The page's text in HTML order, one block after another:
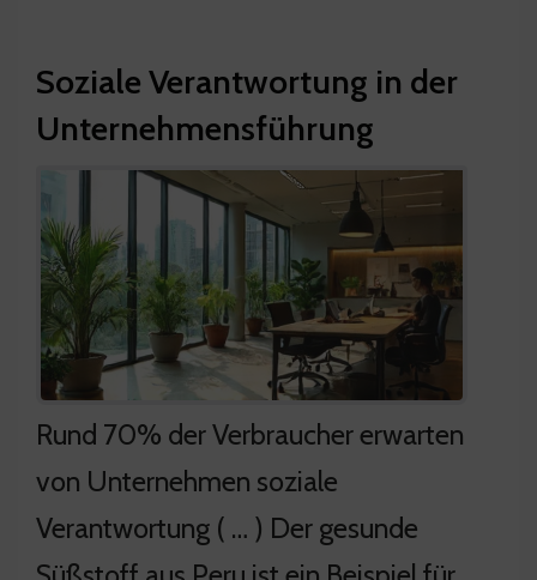
Soziale Verantwortung in der
Unternehmensführung
Rund 70% der Verbraucher erwarten
von Unternehmen soziale
Verantwortung ( … ) Der gesunde